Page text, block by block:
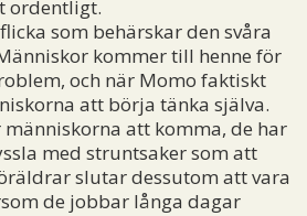
ordentligt.
som behärskar den svåra
kommer till henne för
och när Momo faktiskt
att börja tänka själva.
att komma, de har
med struntsaker som att
slutar dessutom att vara
de jobbar långa dagar